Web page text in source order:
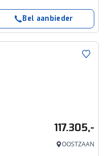
Bel aanbieder
117.305,-
OOSTZAAN